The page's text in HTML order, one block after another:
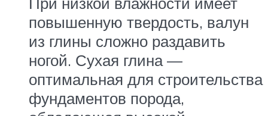
повышенную твердость, валун
из глины сложно раздавить
ногой. Сухая глина —
оптимальная для строительства
фундаментов порода,